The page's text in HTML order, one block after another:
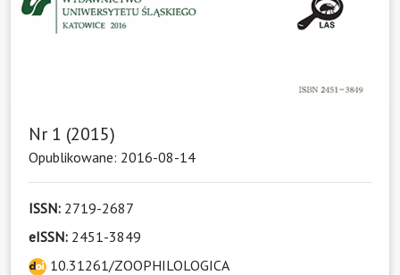
Nr 1 (2015)
Opublikowane: 2016-08-14
ISSN: 2719-2687
eISSN: 2451-3849
10.31261/ZOOPHILOLOGICA